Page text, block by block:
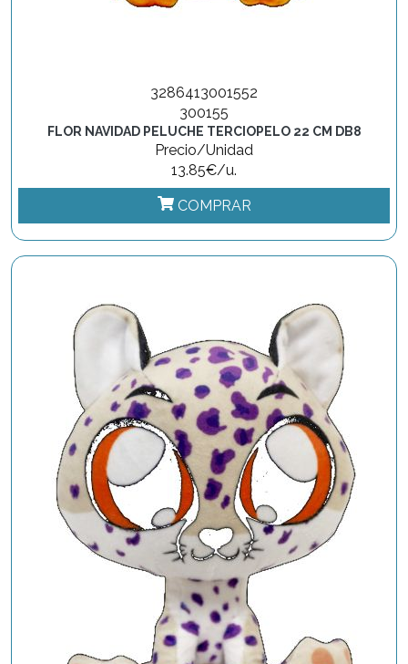
3286413001552
300155
FLOR NAVIDAD PELUCHE TERCIOPELO 22 CM DB8
Precio/Unidad
13.85€/u.
COMPRAR